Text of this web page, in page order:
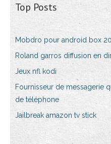
Top Posts
Mobdro pour android box
Roland garros diffusion en
Jeux nfl kodi
Fournisseur de messagerie
de téléphone
Jailbreak amazon tv stick